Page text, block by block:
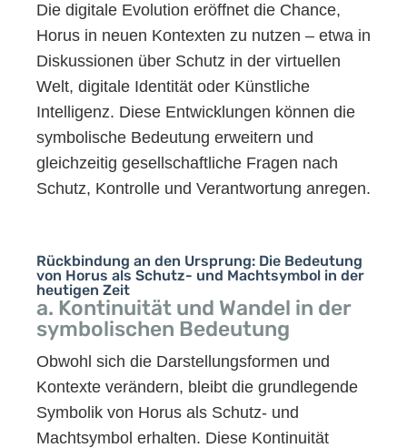
Die digitale Evolution eröffnet die Chance,
Horus in neuen Kontexten zu nutzen – etwa in
Diskussionen über Schutz in der virtuellen
Welt, digitale Identität oder Künstliche
Intelligenz. Diese Entwicklungen können die
symbolische Bedeutung erweitern und
gleichzeitig gesellschaftliche Fragen nach
Schutz, Kontrolle und Verantwortung anregen.
Rückbindung an den Ursprung: Die Bedeutung
von Horus als Schutz- und Machtsymbol in der
heutigen Zeit
a. Kontinuität und Wandel in der
symbolischen Bedeutung
Obwohl sich die Darstellungsformen und
Kontexte verändern, bleibt die grundlegende
Symbolik von Horus als Schutz- und
Machtsymbol erhalten. Diese Kontinuität